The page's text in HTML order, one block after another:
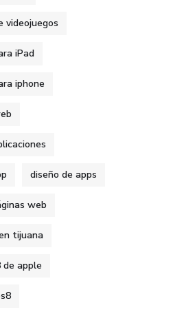
videojuegos
iPad
iphone
diseño de apps
web
tijuana
de apple